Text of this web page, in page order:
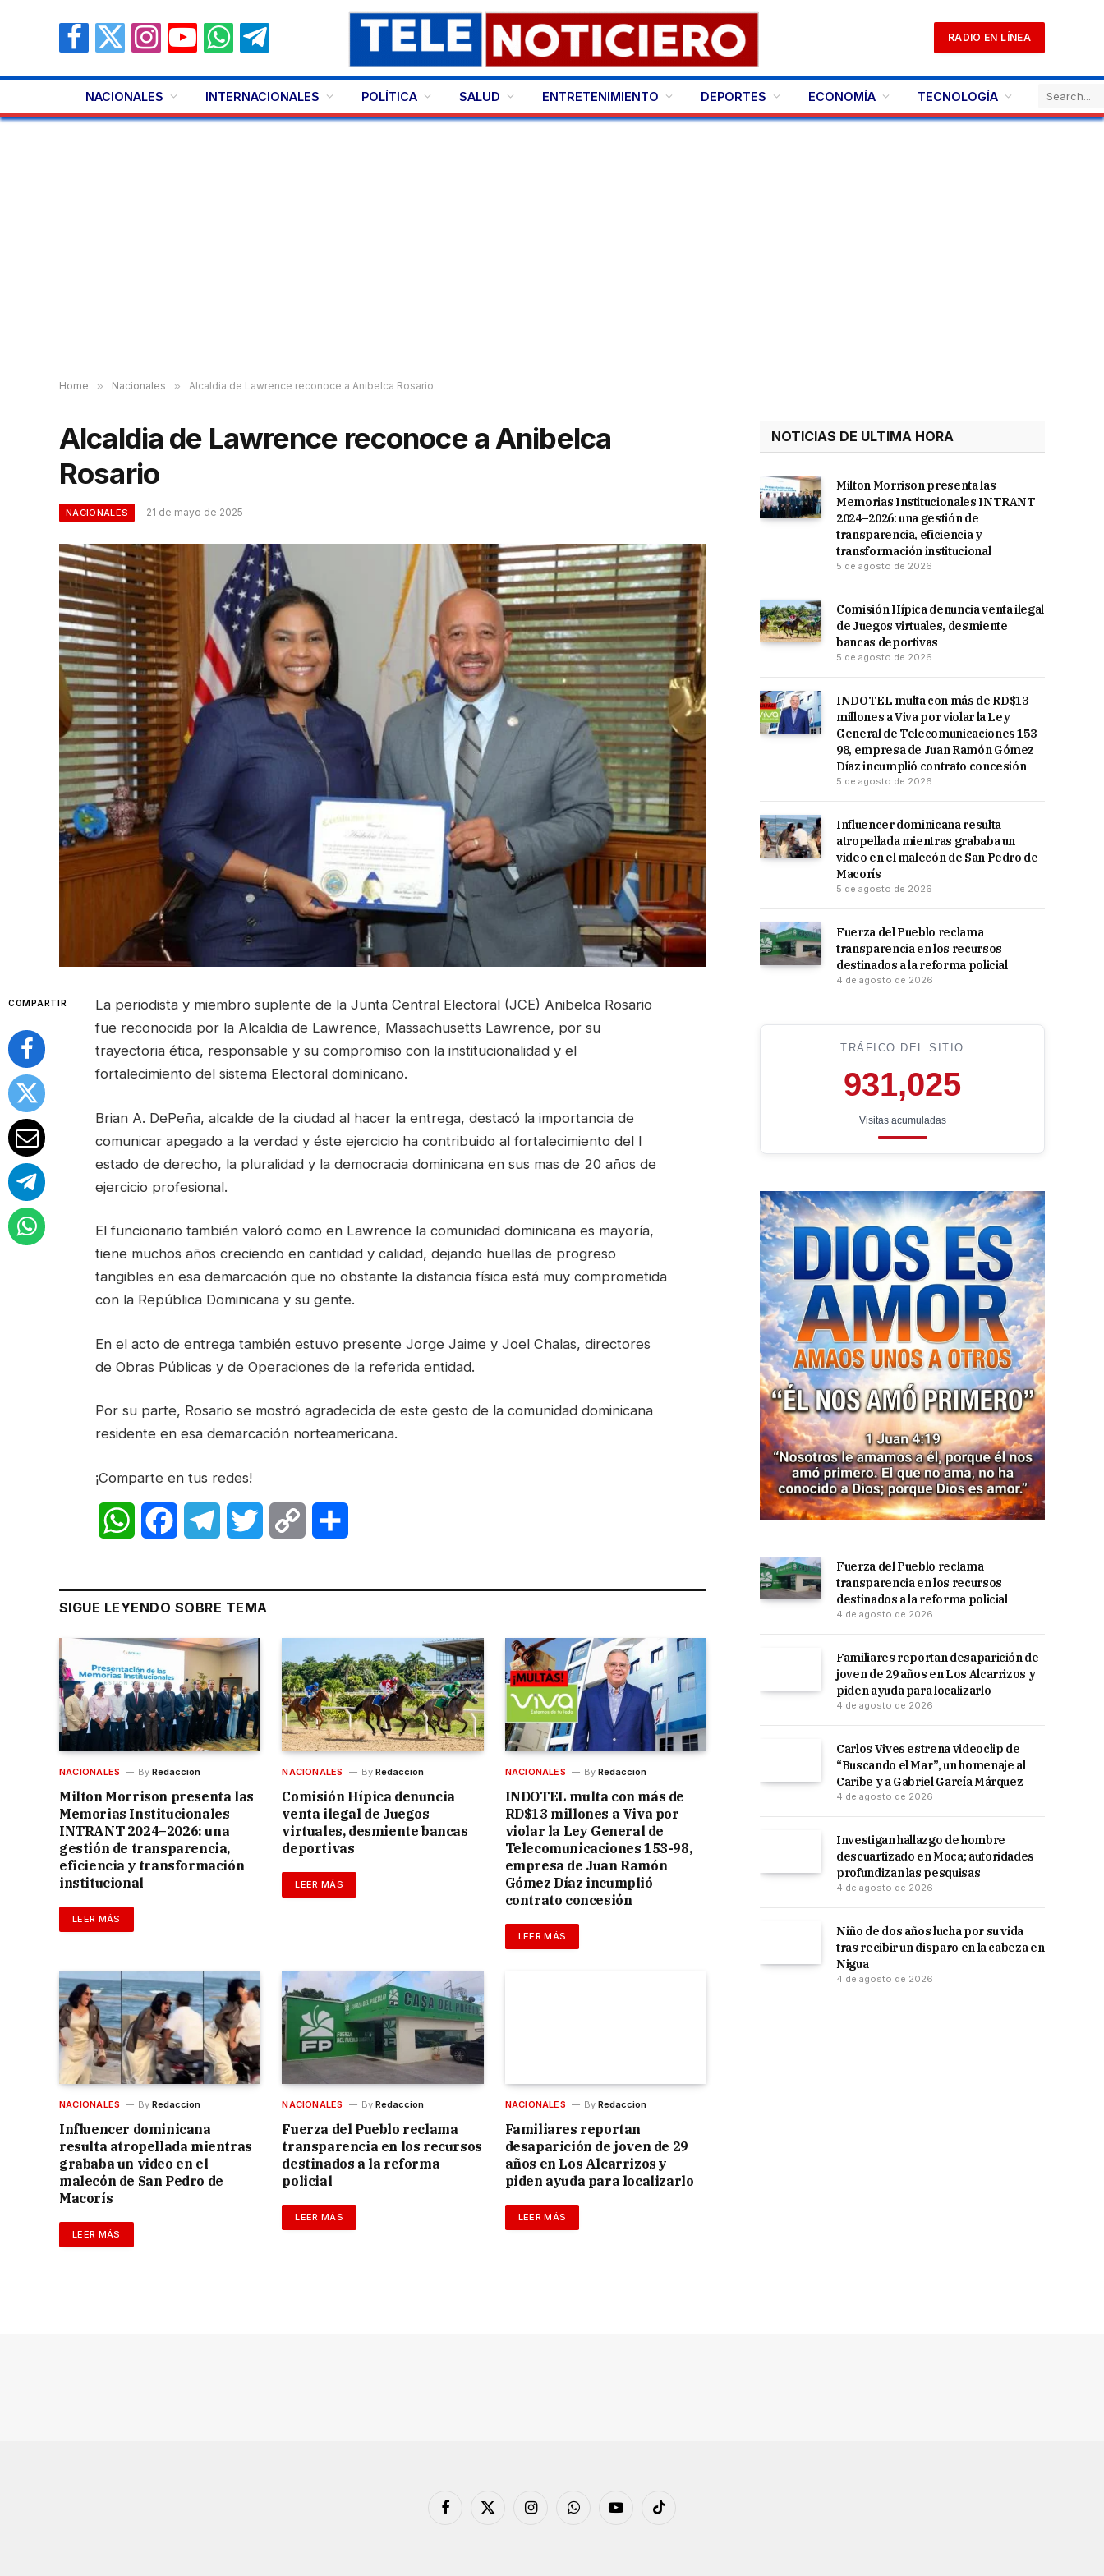
Facebook
X
InstagramYouTubeWhatsAppTelegram
RADIO EN LÍNEA
NACIONALES INTERNACIONALES POLÍTICA SALUD ENTRETENIMIENTO DEPORTES ECONOMÍA TECNOLOGÍA
Home » Nacionales » Alcaldia de Lawrence reconoce a Anibelca Rosario
Alcaldia de Lawrence reconoce a Anibelca
Rosario
NACIONALES 21 de mayo de 2025
COMPARTIR
La periodista y miembro suplente de la Junta Central Electoral (JCE) Anibelca Rosario
fue reconocida por la Alcaldia de Lawrence, Massachusetts Lawrence, por su
trayectoria ética, responsable y su compromiso con la institucionalidad y el
fortalecimiento del sistema Electoral dominicano.
Brian A. DePeña, alcalde de la ciudad al hacer la entrega, destacó la importancia de
comunicar apegado a la verdad y éste ejercicio ha contribuido al fortalecimiento del l
estado de derecho, la pluralidad y la democracia dominicana en sus mas de 20 años de
ejercicio profesional.
El funcionario también valoró como en Lawrence la comunidad dominicana es mayoría,
tiene muchos años creciendo en cantidad y calidad, dejando huellas de progreso
tangibles en esa demarcación que no obstante la distancia física está muy comprometida
con la República Dominicana y su gente.
En el acto de entrega también estuvo presente Jorge Jaime y Joel Chalas, directores
de Obras Públicas y de Operaciones de la referida entidad.
Por su parte, Rosario se mostró agradecida de este gesto de la comunidad dominicana
residente en esa demarcación norteamericana.
¡Comparte en tus redes!
WhatsAppFacebookTelegramTwitter Copy
SIGUE LEYENDO SOBRE TEMA
NACIONALES By Redaccion
Milton Morrison presenta las
Memorias Institucionales
INTRANT 2024–2026: una
gestión de transparencia,
eficiencia y transformación
institucional
LEER MÁS
NACIONALES By Redaccion
Comisión Hípica denuncia
venta ilegal de Juegos
virtuales, desmiente bancas
deportivas
LEER MÁS
NACIONALES By Redaccion
INDOTEL multa con más de
RD$13 millones a Viva por
violar la Ley General de
Telecomunicaciones 153-98,
empresa de Juan Ramón
Gómez Díaz incumplió
contrato concesión
LEER MÁS
NACIONALES By Redaccion
Influencer dominicana
resulta atropellada mientras
grababa un video en el
malecón de San Pedro de
Macorís
LEER MÁS
NACIONALES By Redaccion
Fuerza del Pueblo reclama
transparencia en los recursos
destinados a la reforma
policial
LEER MÁS
NACIONALES By Redaccion
Familiares reportan
desaparición de joven de 29
años en Los Alcarrizos y
piden ayuda para localizarlo
LEER MÁS
NOTICIAS DE ULTIMA HORA
Milton Morrison presenta las
Memorias Institucionales INTRANT
2024–2026: una gestión de
transparencia, eficiencia y
transformación institucional
5 de agosto de 2026
Comisión Hípica denuncia venta ilegal
de Juegos virtuales, desmiente
bancas deportivas
5 de agosto de 2026
INDOTEL multa con más de RD$13
millones a Viva por violar la Ley
General de Telecomunicaciones 153-
98, empresa de Juan Ramón Gómez
Díaz incumplió contrato concesión
5 de agosto de 2026
Influencer dominicana resulta
atropellada mientras grababa un
video en el malecón de San Pedro de
Macorís
5 de agosto de 2026
Fuerza del Pueblo reclama
transparencia en los recursos
destinados a la reforma policial
4 de agosto de 2026
TRÁFICO DEL SITIO
931,025
Visitas acumuladas
Fuerza del Pueblo reclama
transparencia en los recursos
destinados a la reforma policial
4 de agosto de 2026
Familiares reportan desaparición de
joven de 29 años en Los Alcarrizos y
piden ayuda para localizarlo
4 de agosto de 2026
Carlos Vives estrena videoclip de
“Buscando el Mar”, un homenaje al
Caribe y a Gabriel García Márquez
4 de agosto de 2026
Investigan hallazgo de hombre
descuartizado en Moca; autoridades
profundizan las pesquisas
4 de agosto de 2026
Niño de dos años lucha por su vida
tras recibir un disparo en la cabeza en
Nigua
4 de agosto de 2026
Facebook
X
InstagramWhatsAppYouTubeTikTok